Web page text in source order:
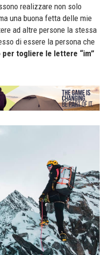
realizzare non solo
una buona fetta delle mie
ad altre persone la stessa
di essere la persona che
togliere le lettere “im”